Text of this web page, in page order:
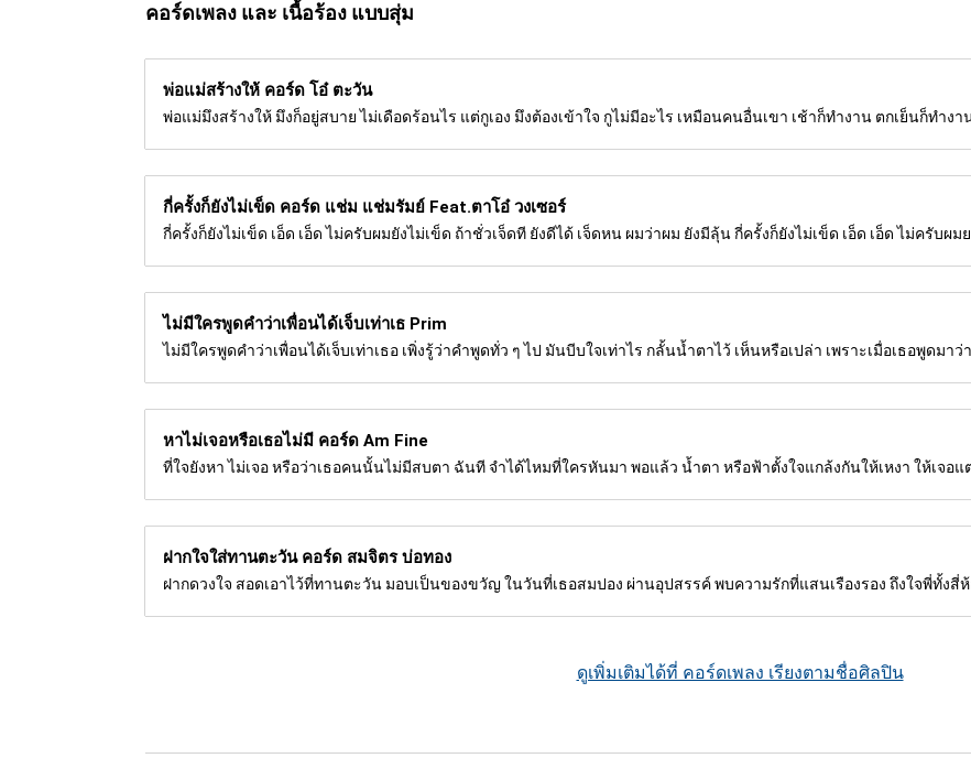
คอร์ดเพลง และ เนื้อร้อง แบบสุ่ม
พ่อแม่สร้างให้ คอร์ด โอ๋ ตะวัน
พ่อแม่มึงสร้างให้ มึงก็อยู่สบาย ไม่เดือดร้อนไร แต่กูเอง มึงต้องเข้าใจ กูไม่มีอะไร เหมือนคนอื่นเขา เช้าก็ทำงาน ตกเย็นก็ทำงา
กี่ครั้งก็ยังไม่เข็ด คอร์ด แช่ม แช่มรัมย์ Feat.ตาโอ๋ วงเซอร์
กี่ครั้งก็ยังไม่เข็ด เอ็ด เอ็ด ไม่ครับผมยังไม่เข็ด ถ้าชั่วเจ็ดที ยังดีได้ เจ็ดหน ผมว่าผม ยังมีลุ้น กี่ครั้งก็ยังไม่เข็ด เอ็ด เอ็ด ไม่ครับผมย...
ไม่มีใครพูดคำว่าเพื่อนได้เจ็บเท่าเธ Prim
ไม่มีใครพูดคำว่าเพื่อนได้เจ็บเท่าเธอ เพิ่งรู้ว่าคำพูดทั่ว ๆ ไป มันบีบใจเท่าไร กลั้นน้ำตาไว้ เห็นหรือเปล่า เพราะเมื่อเธอพูดมาว่า
หาไม่เจอหรือเธอไม่มี คอร์ด Am Fine
ที่ใจยังหา ไม่เจอ หรือว่าเธอคนนั้นไม่มีสบตา ฉันที จำได้ไหมที่ใครหันมา พอแล้ว น้ำตา หรือฟ้าตั้งใจแกล้งกันให้เหงา ให้เจอแ
ฝากใจใส่ทานตะวัน คอร์ด สมจิตร บ่อทอง
ฝากดวงใจ สอดเอาไว้ที่ทานตะวัน มอบเป็นของขวัญ ในวันที่เธอสมปอง ผ่านอุปสรรค์ พบความรักที่แสนเรืองรอง ถึงใจพี่ทั้งสี่ห้
ดูเพิ่มเติมได้ที่ คอร์ดเพลง เรียงตามชื่อศิลปิน